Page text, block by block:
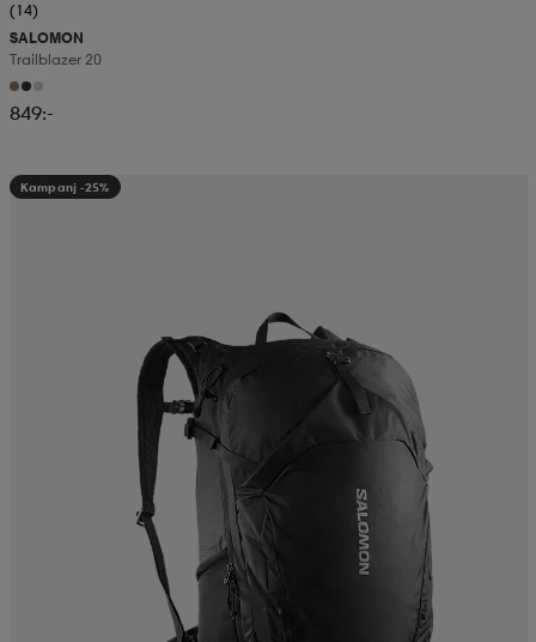
(14)
SALOMON
Trailblazer 20
849:-
Kampanj -25%